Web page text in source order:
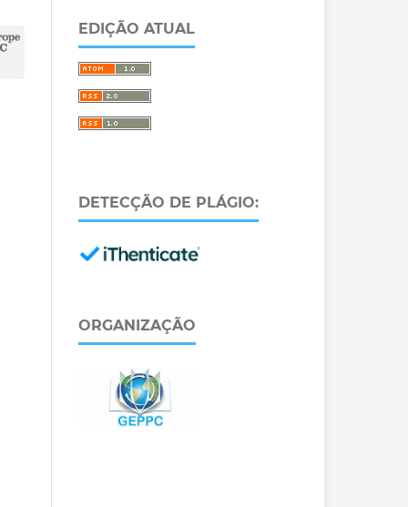
EDIÇÃO ATUAL
DETECÇÃO DE PLÁGIO:
ORGANIZAÇÃO